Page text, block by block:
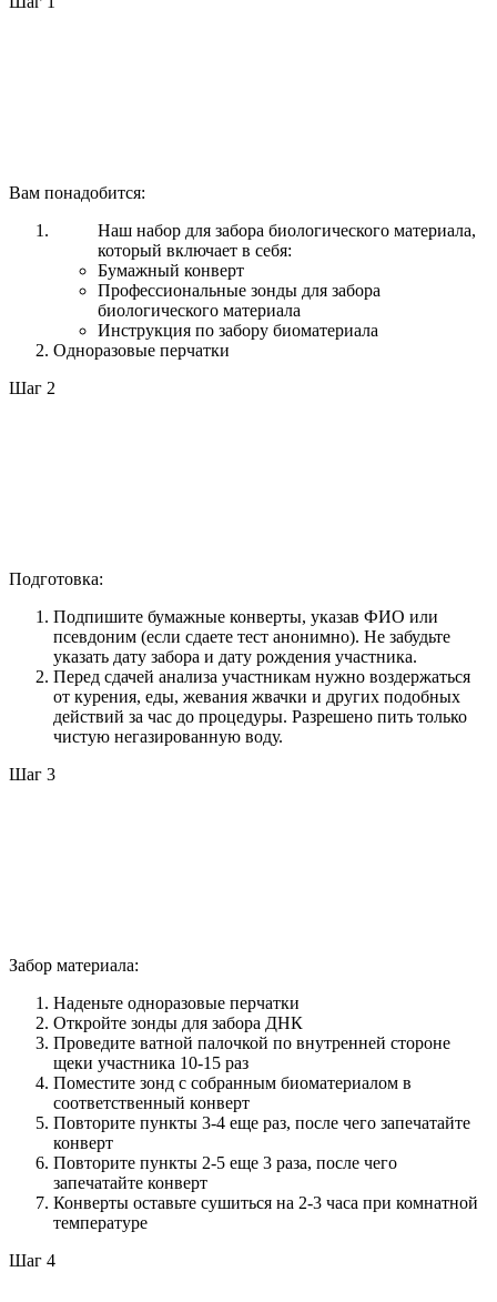
Вам понадобится:
Наш набор для забора биологического материала,
который включает в себя:
Бумажный конверт
Профессиональные зонды для забора
биологического материала
Инструкция по забору биоматериала
Одноразовые перчатки
Шаг 2
Подготовка:
Подпишите бумажные конверты, указав ФИО или
псевдоним (если сдаете тест анонимно). Не забудьте
указать дату забора и дату рождения участника.
Перед сдачей анализа участникам нужно воздержаться
от курения, еды, жевания жвачки и других подобных
действий за час до процедуры. Разрешено пить только
чистую негазированную воду.
Шаг 3
Забор материала:
Наденьте одноразовые перчатки
Откройте зонды для забора ДНК
Проведите ватной палочкой по внутренней стороне
щеки участника 10-15 раз
Поместите зонд с собранным биоматериалом в
соответственный конверт
Повторите пункты 3-4 еще раз, после чего запечатайте
конверт
Повторите пункты 2-5 еще 3 раза, после чего
запечатайте конверт
Конверты оставьте сушиться на 2-3 часа при комнатной
температуре
Шаг 4